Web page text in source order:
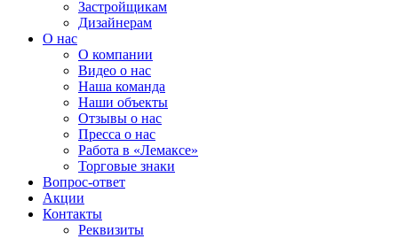
Застройщикам
Дизайнерам
О нас
О компании
Видео о нас
Наша команда
Наши объекты
Отзывы о нас
Пресса о нас
Работа в «Лемаксе»
Торговые знаки
Вопрос-ответ
Акции
Контакты
Реквизиты